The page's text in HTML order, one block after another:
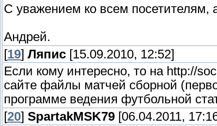
С уважением ко всем посетителям,
Андрей.
[19] Ляпис [15.09.2010, 12:52]
Если кому интересно, то на http://
сайте файлы матчей сборной
программе ведения футбольной
[20] SpartakMSK79 [06.04.2011,